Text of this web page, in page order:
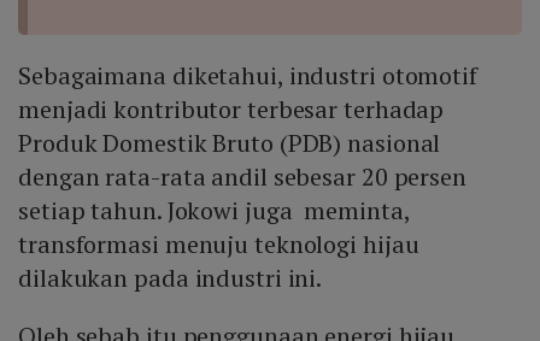
Sebagaimana diketahui, industri otomotif
menjadi kontributor terbesar terhadap
Produk Domestik Bruto (PDB) nasional
dengan rata-rata andil sebesar 20 persen
setiap tahun. Jokowi juga meminta,
transformasi menuju teknologi hijau
dilakukan pada industri ini.